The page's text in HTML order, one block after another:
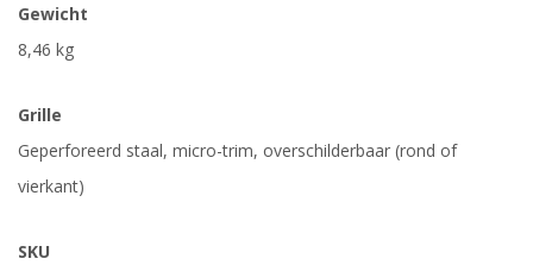
Gewicht
8,46 kg
Grille
Geperforeerd staal, micro-trim, overschilderbaar (rond of
vierkant)
SKU